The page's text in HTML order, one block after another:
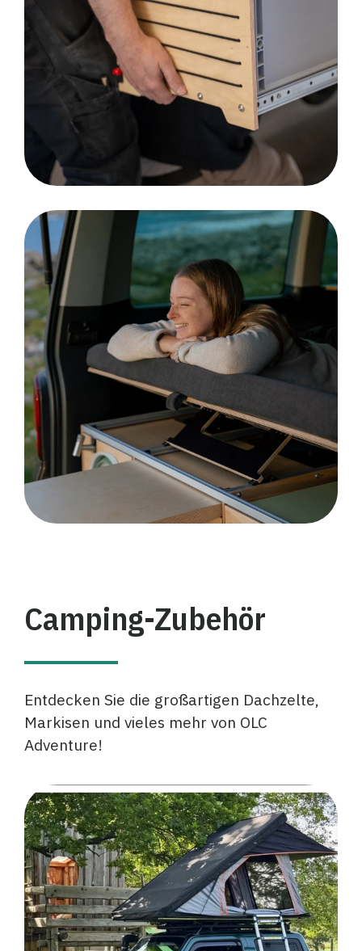
Camping-Zubehör
Entdecken Sie die großartigen Dachzelte,
Markisen und vieles mehr von OLC
Adventure!